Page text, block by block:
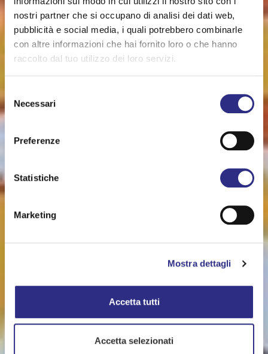
nostri partner che si occupano di analisi dei dati web,
pubblicità e social media, i quali potrebbero combinarle
con altre informazioni che hai fornito loro o che hanno
raccolto dal tuo utilizzo dei loro servizi.
delNecessari
Preferenze
Statistiche
Marketing
Mostra dettagli
Accetta tutti
Accetta selezionati